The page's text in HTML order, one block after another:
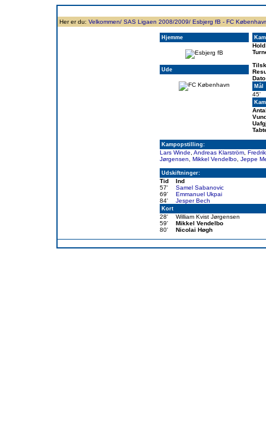
Her er du: Velkommen/ SAS Ligaen 2008/2009/ Esbjerg fB - FC
Hjemme
Ude
Mål
45'
Kampopstilling:
Lars Winde Andreas Klarström
Jørgensen
Mikkel Vendelbo Jeppe
Udskiftninger:
Tid
Ind
57'
Samel Sabanovic
69'
Emmanuel Ukpai
84'
Jesper Bech
Kort
28'
William Kvist Jørgensen
59'
Mikkel Vendelbo
80'
Nicolai Høgh